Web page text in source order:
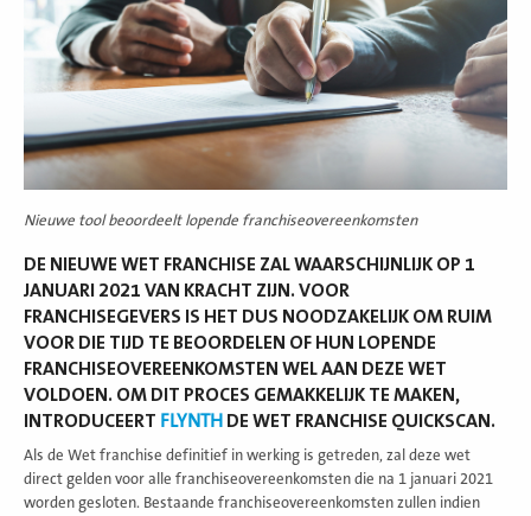
Nieuwe tool beoordeelt lopende franchiseovereenkomsten
DE NIEUWE WET FRANCHISE ZAL WAARSCHIJNLIJK OP 1
JANUARI 2021 VAN KRACHT ZIJN. VOOR
FRANCHISEGEVERS IS HET DUS NOODZAKELIJK OM RUIM
VOOR DIE TIJD TE BEOORDELEN OF HUN LOPENDE
FRANCHISEOVEREENKOMSTEN WEL AAN DEZE WET
VOLDOEN. OM DIT PROCES GEMAKKELIJK TE MAKEN,
INTRODUCEERT FLYNTH DE WET FRANCHISE QUICKSCAN.
Als de Wet franchise definitief in werking is getreden, zal deze wet
direct gelden voor alle franchiseovereenkomsten die na 1 januari 2021
worden gesloten. Bestaande franchiseovereenkomsten zullen indien